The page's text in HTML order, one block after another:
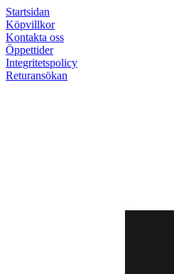
Startsidan
Köpvillkor
Kontakta oss
Öppettider
Integritetspolicy
Returansökan